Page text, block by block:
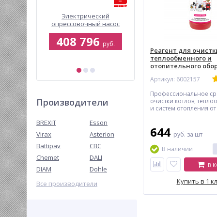
руб.
Электрический
опрессовочный насос
BREXIT BrexTEST PRO 2500
408 796 руб.
СОЖ на минеральной
основе BREXIT, 20л
16 406 руб.
Производители
BREXIT
Esson
Virax
Asterion
Battipav
CBC
Chemet
DALI
DIAM
Dohle
Все производители
Реагент для
теплообменного и
отопительного
Артикул: 6002157
Профессиональное
очистки котлов,
и систем отопления
обеспечивает
удаление загрязнений с
внутренней
оборудования, что
срок его
затраты на
Подходит для
оборудования из
алюминия и сплавов
644 руб. за шт
В наличии
В
Купить в 1